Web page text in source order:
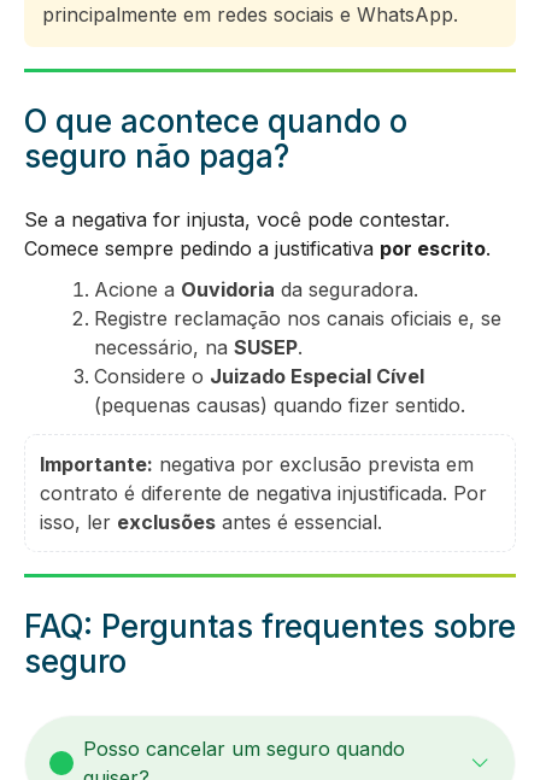
principalmente em redes sociais e WhatsApp.
O que acontece quando o
seguro não paga?
Se a negativa for injusta, você pode contestar.
Comece sempre pedindo a justificativa por escrito.
Acione a Ouvidoria da seguradora.
Registre reclamação nos canais oficiais e, se
necessário, na SUSEP.
Considere o Juizado Especial Cível
(pequenas causas) quando fizer sentido.
Importante: negativa por exclusão prevista em
contrato é diferente de negativa injustificada. Por
isso, ler exclusões antes é essencial.
FAQ: Perguntas frequentes sobre
seguro
Posso cancelar um seguro quando